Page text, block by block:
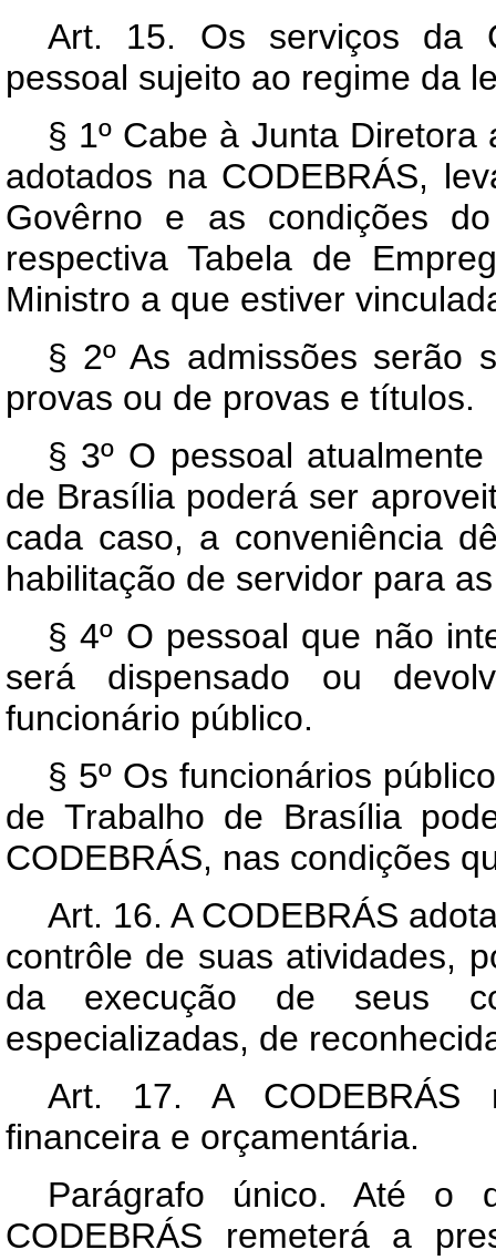
Art. 15. Os serviços da
pessoal sujeito ao regime da
§ 1º Cabe à Junta
adotados na CODEBRÁS,
Govêrno e as condições
respectiva Tabela de
Ministro a que estiver
§ 2º As admissões serão
provas ou de provas e títulos.
§ 3º O pessoal
de Brasília poderá ser
cada caso, a conveniência
habilitação de servidor para
§ 4º O pessoal que não
será dispensado ou
funcionário público.
§ 5º Os funcionários
de Trabalho de Brasília
CODEBRÁS, nas condições
Art. 16. A CODEBRÁS
contrôle de suas atividades,
da execução de seus
especializadas, de
Art. 17. A CODEBRÁS
financeira e orçamentária.
Parágrafo único. Até
CODEBRÁS remeterá a